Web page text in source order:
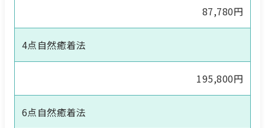
87,780円
4点自然癒着法
195,800円
6点自然癒着法